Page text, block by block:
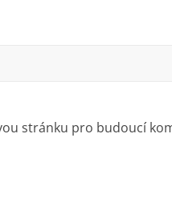
stránku pro budoucí